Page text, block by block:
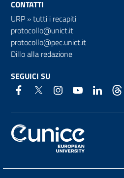
CONTATTI
URP »tutti i recapiti
protocollo@unict.it
protocollo@pec.unict.it
Dillo alla redazione
SEGUICI SU